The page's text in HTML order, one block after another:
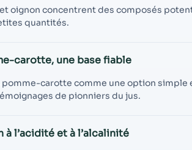
oignon concentrent des composés
quantités.
carotte, une base fiable
carotte comme une option simple
de pionniers du jus.
l’acidité et à l’alcalinité